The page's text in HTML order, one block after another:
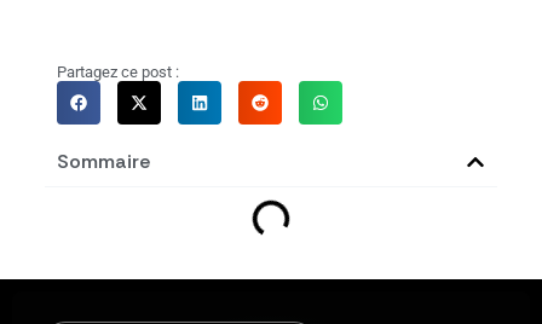
Partagez ce post :
Sommaire